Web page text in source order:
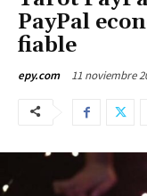
PayPal
fiable
epy.com 11 noviembre